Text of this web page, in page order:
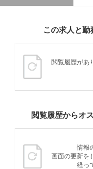
この求人と勤
閲覧履歴があ
閲覧履歴からオ
情報
画面の更新を
経っ